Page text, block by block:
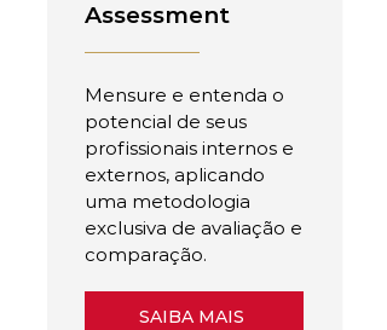
Assessment
Mensure e entenda o
potencial de seus
profissionais internos e
externos, aplicando
uma metodologia
exclusiva de avaliação e
comparação.
SAIBA MAIS